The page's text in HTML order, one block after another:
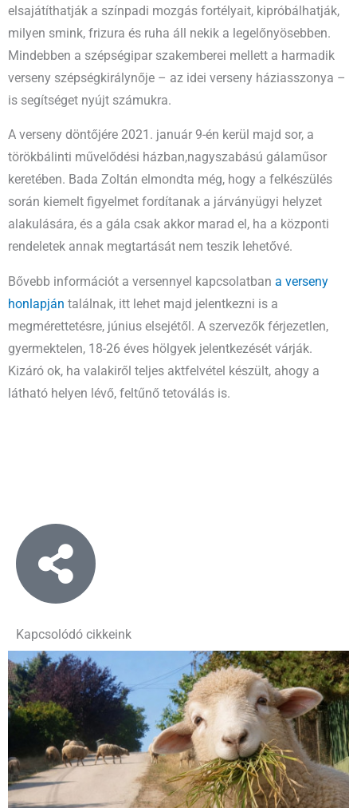
elsajátíthatják a színpadi mozgás fortélyait, kipróbálhatják,
milyen smink, frizura és ruha áll nekik a legelőnyösebben.
Mindebben a szépségipar szakemberei mellett a harmadik
verseny szépségkirálynője – az idei verseny háziasszonya –
is segítséget nyújt számukra.
A verseny döntőjére 2021. január 9-én kerül majd sor, a
törökbálinti művelődési házban,nagyszabású gálaműsor
keretében. Bada Zoltán elmondta még, hogy a felkészülés
során kiemelt figyelmet fordítanak a járványügyi helyzet
alakulására, és a gála csak akkor marad el, ha a központi
rendeletek annak megtartását nem teszik lehetővé.
Bővebb információt a versennyel kapcsolatban a verseny
honlapján találnak, itt lehet majd jelentkezni is a
megmérettetésre, június elsejétől. A szervezők férjezetlen,
gyermektelen, 18-26 éves hölgyek jelentkezését várják.
Kizáró ok, ha valakiről teljes aktfelvétel készült, ahogy a
látható helyen lévő, feltűnő tetoválás is.
Kapcsolódó cikkeink